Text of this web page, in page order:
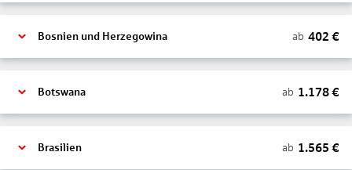
Bosnien und Herzegowina ab 402 €
Botswana ab 1.178€
Brasilien ab 1.565 €